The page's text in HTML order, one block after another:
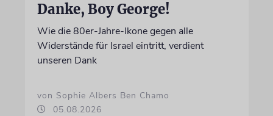
Danke, Boy George!
Wie die 80er-Jahre-Ikone gegen alle
Widerstände für Israel eintritt, verdient
unseren Dank
von Sophie Albers Ben Chamo
05.08.2026